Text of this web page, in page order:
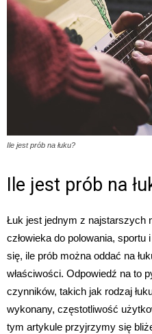
Ile jest prób na łuku?
Ile jest prób na
Łuk jest jednym z najstarszych
człowieka do polowania,
się, ile prób można oddać na
właściwości. Odpowiedź na to
czynników, takich jak rodzaj
wykonany, częstotliwość
tym artykule przyjrzymy się